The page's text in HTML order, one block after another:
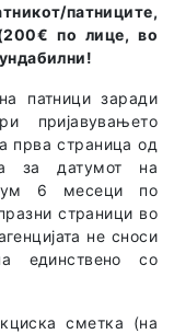
патниците,
(200€ по лице, во
патници заради
пријавувањето
прва страница од
за датумот на
6 месеци по
страници во
не сноси
единствено со
сметка (на